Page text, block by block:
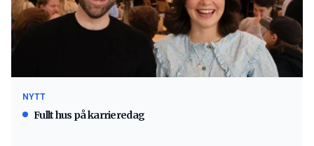
NYTT
Fullt hus på karrieredag